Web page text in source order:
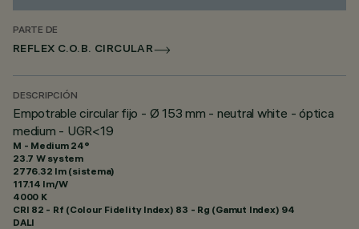
PARTE DE
REFLEX C.O.B. CIRCULAR
DESCRIPCIÓN
Empotrable circular fijo - Ø 153 mm - neutral white - óptica
medium - UGR<19
M - Medium 24°
23.7 W system
2776.32 lm (sistema)
117.14 lm/W
4000 K
CRI 82 - Rf (Colour Fidelity Index) 83 - Rg (Gamut Index) 94
DALI